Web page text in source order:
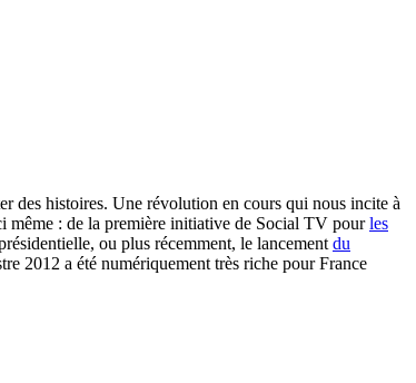
des histoires. Une révolution en cours qui nous incite à
même : de la première initiative de Social TV pourles
ou plus récemment, le lancement du
2012 a été numériquement très riche pour France